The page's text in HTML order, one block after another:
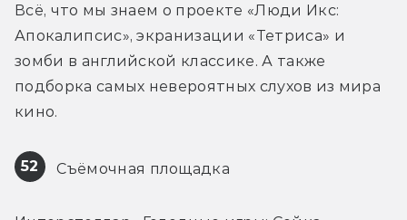
Всё, что мы знаем о проекте «Люди Икс:
Апокалипсис», экранизации «Тетриса» и
зомби в английской классике. А также
подборка самых невероятных слухов из мира
кино.
52 Съёмочная площадка